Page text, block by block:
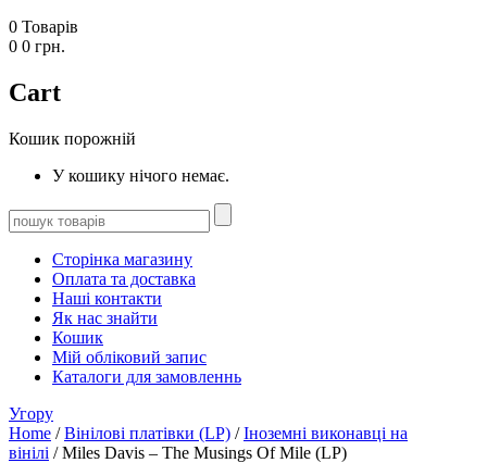
0 Товарів
0 0 грн.
Cart
Кошик порожній
У кошику нічого немає.
Сторінка магазину
Оплата та доставка
Наші контакти
Як нас знайти
Кошик
Мій обліковий запис
Каталоги для замовленнь
Угору
Home /Вінілові платівки (LP) /Іноземні виконавці на
вінілі / Miles Davis – The Musings Of Mile (LP)